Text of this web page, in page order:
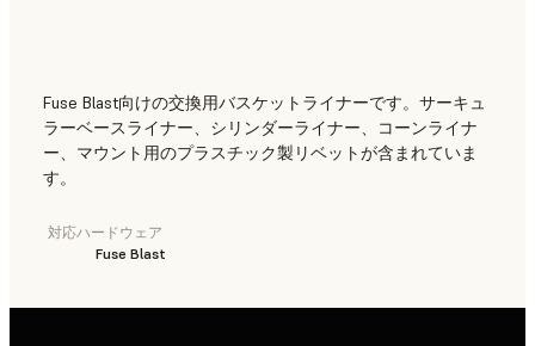
Fuse Blast向けの交換用バスケットライナーです。サーキュ
ラーベースライナー、シリンダーライナー、コーンライナ
ー、マウント用のプラスチック製リベットが含まれていま
す。
対応ハードウェア
Fuse Blast